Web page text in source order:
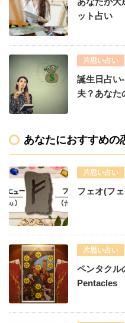
ット占い
片思い占い
誕生日占い
夫？あなた
あなたにおすすめの
片思い占い
フェオ(フ
片思い占い
ペンタクル
Pentacles